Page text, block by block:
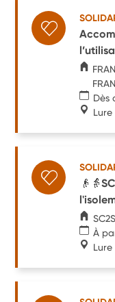
Dès
Lure
À
Lure